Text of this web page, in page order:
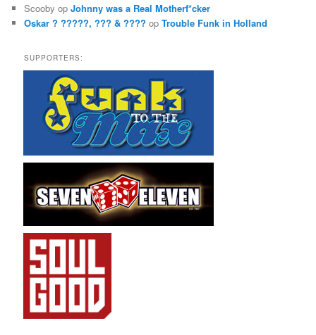
Scooby opJohnny was a Real Motherf*cker
Oskar ? ?????, ??? & ???? opTrouble Funk in Holland
SUPPORTERS: